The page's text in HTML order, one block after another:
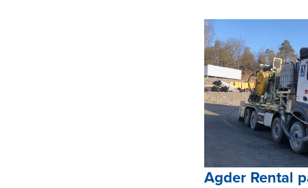
Agder Rental